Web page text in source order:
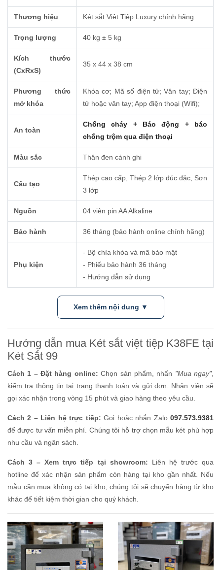
Thương hiệu Két sắt Việt Tiệp Luxury chính hãng
Trọng lượng 40 kg ± 5 kg
Kích thước
(CxRxS)
35 x 44 x 38 cm
Phương thức
mở khóa
Khóa cơ; Mã số điện tử; Vân tay; Điện
tử hoặc vân tay; App điện thoại (Wifi);
An toàn
Chống cháy + Báo động + báo
chống trộm qua điện thoại
Màu sắc Thân đen cánh ghi
Cấu tạo
Thép cao cấp, Thép 2 lớp đúc đặc, Sơn
3 lớp
Nguồn 04 viên pin AA Alkaline
Bảo hành 36 tháng (bảo hành online chính hãng)
Phụ kiện
- Bộ chìa khóa và mã bảo mật
- Phiếu bảo hành 36 tháng
- Hướng dẫn sử dụng
Xem thêm nội dung ▼
Hướng dẫn mua Két sắt việt tiệp K38FE tại
Két Sắt 99
Cách 1 – Đặt hàng online: Chọn sản phẩm, nhấn "Mua ngay",
kiểm tra thông tin tại trang thanh toán và gửi đơn. Nhân viên sẽ
gọi xác nhận trong vòng 15 phút và giao hàng theo yêu cầu.
Cách 2 – Liên hệ trực tiếp: Gọi hoặc nhắn Zalo097.573.9381
để được tư vấn miễn phí. Chúng tôi hỗ trợ chọn mẫu két phù hợp
nhu cầu và ngân sách.
Cách 3 – Xem trực tiếp tại showroom: Liên hệ trước qua
hotline để xác nhận sản phẩm còn hàng tại kho gần nhất. Nếu
mẫu cần mua không có tại kho, chúng tôi sẽ chuyển hàng từ kho
khác để tiết kiệm thời gian cho quý khách.